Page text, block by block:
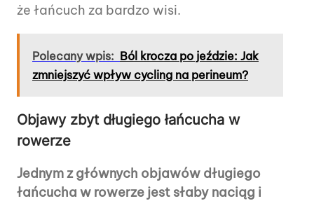
że łańcuch za bardzo wisi.
Polecany wpis: Ból krocza po jeździe: Jak
zmniejszyć wpływ cycling na perineum?
Objawy zbyt długiego łańcucha w
rowerze
Jednym z głównych objawów długiego
łańcucha w rowerze jest słaby naciąg i